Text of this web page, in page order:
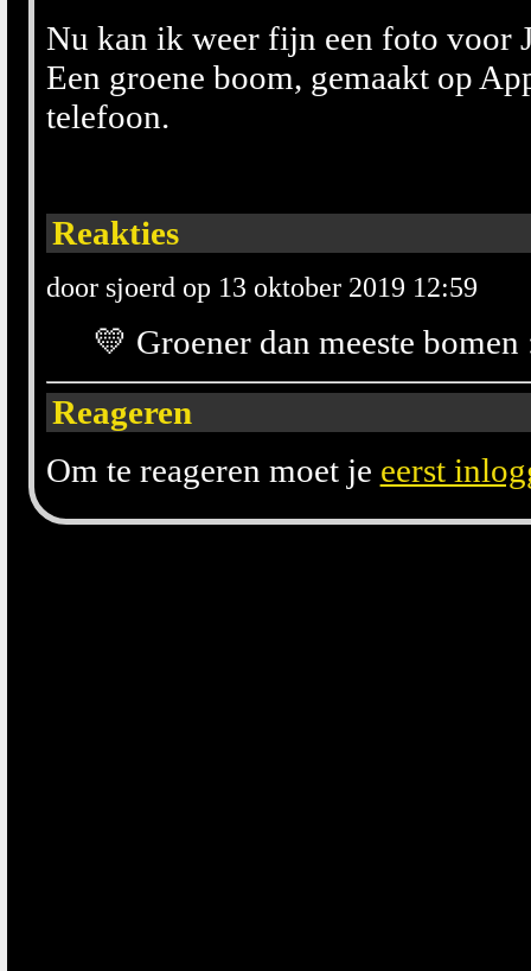
Nu kan ik weer fijn een foto voor
Een groene boom, gemaakt op
telefoon.
Reakties
door sjoerd op 13 oktober 2019 12:59
💛 Groener dan meeste bomen
Reageren
Om te reageren moet je eerst